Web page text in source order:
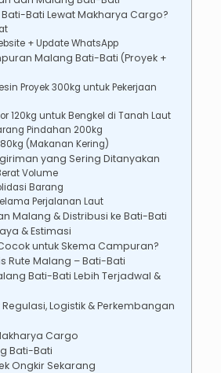
Bati Lewat Makharya Cargo?
+ Update WhatsApp
Malang Bati-Bati (Proyek +
Proyek 300kg untuk Pekerjaan
120kg untuk Bengkel di Tanah Laut
Pindahan 200kg
80kg (Makanan Kering)
yang Sering Ditanyakan
Volume
Barang
Perjalanan Laut
Malang & Distribusi ke Bati-Bati
& Estimasi
untuk Skema Campuran?
Rute Malang – Bati-Bati
Bati-Bati Lebih Terjadwal &
Logistik & Perkembangan
Cargo
Bati-Bati
Ongkir Sekarang